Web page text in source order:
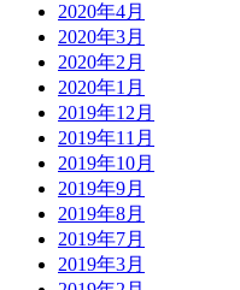
2020年4月
2020年3月
2020年2月
2020年1月
2019年12月
2019年11月
2019年10月
2019年9月
2019年8月
2019年7月
2019年3月